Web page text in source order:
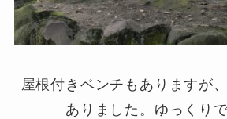
屋根付きベンチもありますが
ありました。ゆっくりで